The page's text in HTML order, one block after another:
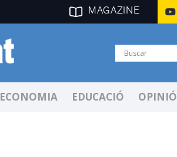
MAGAZINE
ECONOMIA EDUCACIÓ OPINIÓ